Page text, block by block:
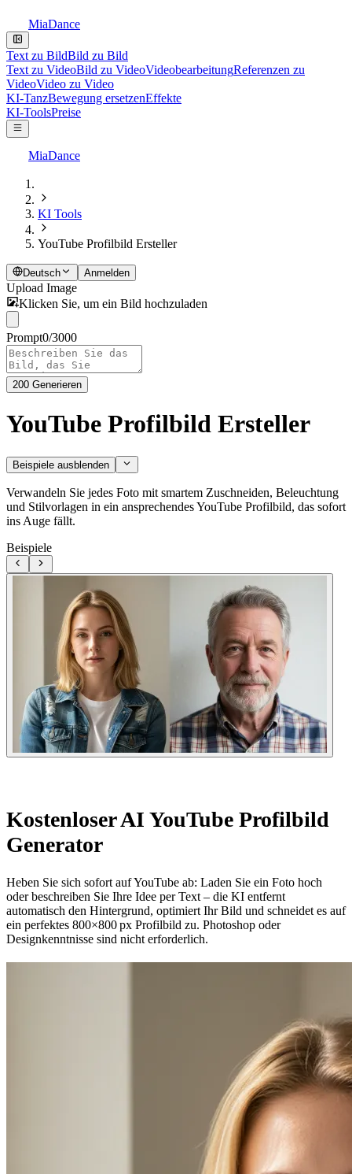
MiaDance
Text zu BildBild zu Bild
Text zu VideoBild zu VideoVideobearbeitungReferenzen zu
VideoVideo zu Video
KI-TanzBewegung ersetzenEffekte
KI-ToolsPreise
MiaDance
KI Tools
YouTube Profilbild Ersteller
Deutsch Anmelden
Upload Image
Klicken Sie, um ein Bild hochzuladen
Prompt0/3000
200 Generieren
YouTube Profilbild Ersteller
Beispiele ausblenden
Verwandeln Sie jedes Foto mit smartem Zuschneiden, Beleuchtung
und Stilvorlagen in ein ansprechendes YouTube Profilbild, das sofort
ins Auge fällt.
Beispiele
Kostenloser AI YouTube Profilbild
Generator
Heben Sie sich sofort auf YouTube ab: Laden Sie ein Foto hoch
oder beschreiben Sie Ihre Idee per Text – die KI entfernt
automatisch den Hintergrund, optimiert Ihr Bild und schneidet es auf
ein perfektes 800×800 px Profilbild zu. Photoshop oder
Designkenntnisse sind nicht erforderlich.